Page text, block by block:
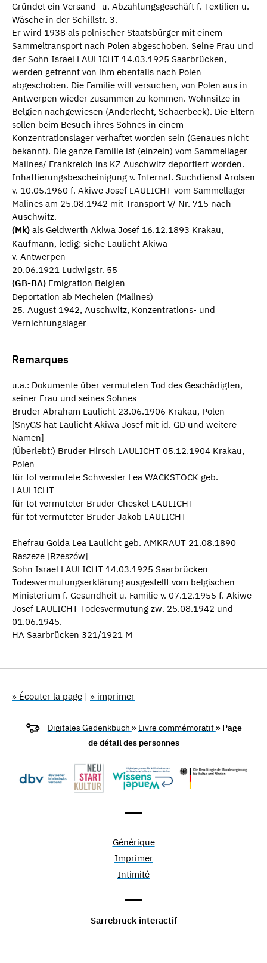
Gründet ein Versand- u. Abzahlungsgeschäft f. Textilien u.
Wäsche in der Schillstr. 3.
Er wird 1938 als polnischer Staatsbürger mit einem
Sammeltransport nach Polen abgeschoben. Seine Frau und
der Sohn Israel LAULICHT 14.03.1925 Saarbrücken,
werden getrennt von ihm ebenfalls nach Polen
abgeschoben. Die Familie will versuchen, von Polen aus in
Antwerpen wieder zusammen zu kommen. Wohnsitze in
Belgien nachgewiesen (Anderlecht, Schaerbeek). Die Eltern
sollen beim Besuch ihres Sohnes in einem
Konzentrationslager verhaftet worden sein (Genaues nicht
bekannt). Die ganze Familie ist (einzeln) vom Sammellager
Malines/ Frankreich ins KZ Auschwitz deportiert worden.
Inhaftierungsbescheinigung v. Internat. Suchdienst Arolsen
v. 10.05.1960 f. Akiwe Josef LAULICHT vom Sammellager
Malines am 25.08.1942 mit Transport V/ Nr. 715 nach
Auschwitz.
(Mk) als Geldwerth Akiwa Josef 16.12.1893 Krakau,
Kaufmann, ledig: siehe Laulicht Akiwa
v. Antwerpen
20.06.1921 Ludwigstr. 55
(GB-BA) Emigration Belgien
Deportation ab Mechelen (Malines)
25. August 1942, Auschwitz, Konzentrations- und
Vernichtungslager
Remarques
u.a.: Dokumente über vermuteten Tod des Geschädigten,
seiner Frau und seines Sohnes
Bruder Abraham Laulicht 23.06.1906 Krakau, Polen
[SnyGS hat Laulicht Akiwa Josef mit id. GD und weitere
Namen]
(Überlebt:) Bruder Hirsch LAULICHT 05.12.1904 Krakau,
Polen
für tot vermutete Schwester Lea WACKSTOCK geb.
LAULICHT
für tot vermuteter Bruder Cheskel LAULICHT
für tot vermuteter Bruder Jakob LAULICHT
Ehefrau Golda Lea Laulicht geb. AMKRAUT 21.08.1890
Raszeze [Rzeszów]
Sohn Israel LAULICHT 14.03.1925 Saarbrücken
Todesvermutungserklärung ausgestellt vom belgischen
Ministerium f. Gesundheit u. Familie v. 07.12.1955 f. Akiwe
Josef LAULICHT Todesvermutung zw. 25.08.1942 und
01.06.1945.
HA Saarbrücken 321/1921 M
» Écouter la page | » imprimer
Digitales Gedenkbuch » Livre commémoratif » Page
de détail des personnes
Générique
Imprimer
Intimité
Sarrebruck interactif